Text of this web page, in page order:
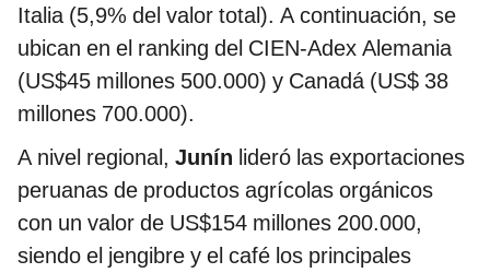
Italia (5,9% del valor total). A continuación, se
ubican en el ranking del CIEN-Adex Alemania
(US$45 millones 500.000) y Canadá (US$ 38
millones 700.000).
A nivel regional, Junín lideró las exportaciones
peruanas de productos agrícolas orgánicos
con un valor de US$154 millones 200.000,
siendo el jengibre y el café los principales